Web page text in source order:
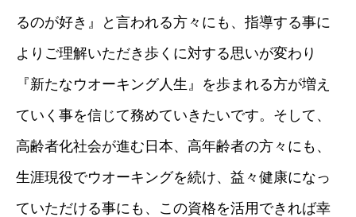
るのが好き』と言われる方々にも、指導する事に
よりご理解いただき歩くに対する思いが変わり
『新たなウオーキング人生』を歩まれる方が増え
ていく事を信じて務めていきたいです。そして、
高齢者化社会が進む日本、高年齢者の方々にも、
生涯現役でウオーキングを続け、益々健康になっ
ていただける事にも、この資格を活用できれば幸